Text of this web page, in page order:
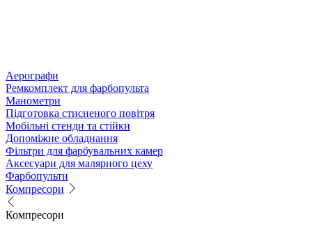
Аерографи
Ремкомплект для фарбопульта
Манометри
Підготовка стисненого повітря
Мобільні стенди та стійки
Допоміжне обладнання
Фільтри для фарбувальних камер
Аксесуари для малярного цеху
Фарбопульти
Компресори
Компресори